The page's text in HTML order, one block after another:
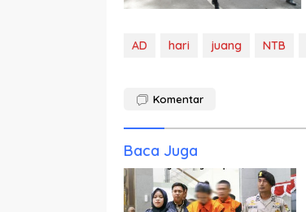
AD hari juang NTB
Komentar
Baca Juga